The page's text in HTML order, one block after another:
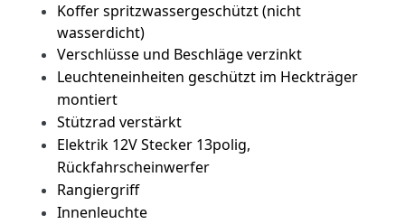
Koffer spritzwassergeschützt (nicht
wasserdicht)
Verschlüsse und Beschläge verzinkt
Leuchteneinheiten geschützt im Heckträger
montiert
Stützrad verstärkt
Elektrik 12V Stecker 13polig,
Rückfahrscheinwerfer
Rangiergriff
Innenleuchte